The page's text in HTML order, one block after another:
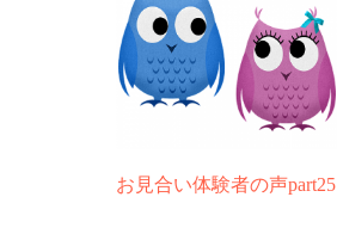
お見合い体験者の声part25